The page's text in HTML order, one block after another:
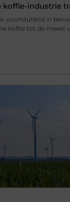
koffie-industrie
voortdurend in
koffie tot de meest